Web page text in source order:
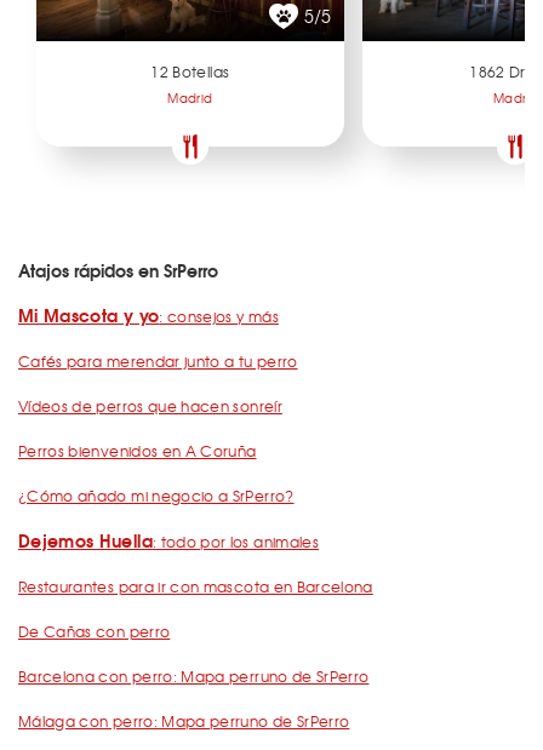
5/5
12 Botellas
Madrid
1862 Dry
Madrid
Atajos rápidos en SrPerro
Mi Mascota y yo: consejos y más
Cafés para merendar junto a tu perro
Vídeos de perros que hacen sonreír
Perros bienvenidos en A Coruña
¿Cómo añado mi negocio a SrPerro?
Dejemos Huella: todo por los animales
Restaurantes para ir con mascota en Barcelona
De Cañas con perro
Barcelona con perro: Mapa perruno de SrPerro
Málaga con perro: Mapa perruno de SrPerro